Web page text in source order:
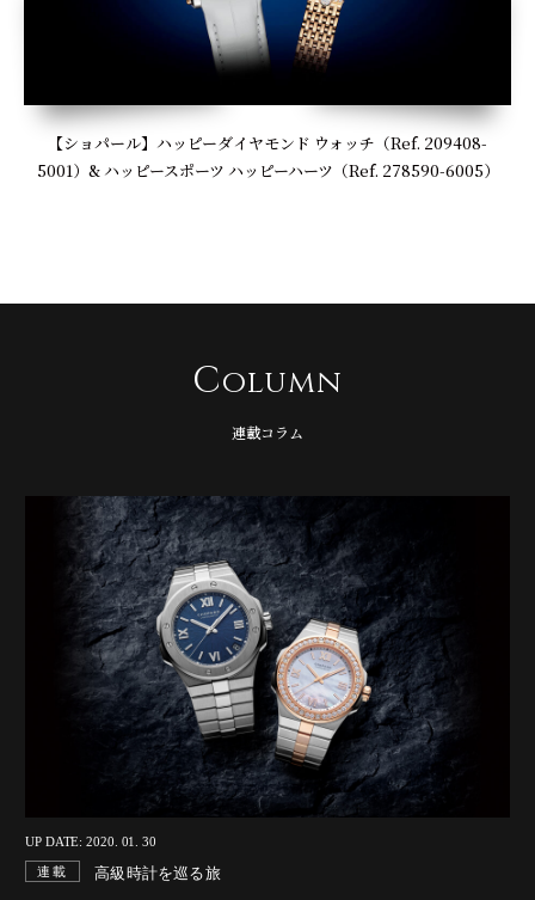
【ショパール】ハッピーダイヤモンド ウォッチ（Ref. 209408-
5001）& ハッピースポーツ ハッピーハーツ（Ref. 278590-6005）
Column
連載コラム
UP DATE: 2020. 01. 30
連載 高級時計を巡る旅